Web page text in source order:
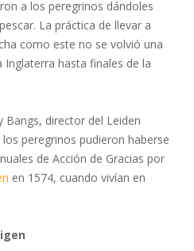
a los peregrinos dándoles
La práctica de llevar a
como este no se volvió una
hasta finales de la
Bangs, director del Leiden
peregrinos pudieron haberse
de Acción de Gracias por
en 1574, cuando vivían en